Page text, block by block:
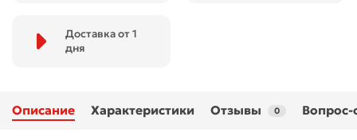
Доставка от 1
дня
Описание Характеристики Отзывы 0 Вопрос-